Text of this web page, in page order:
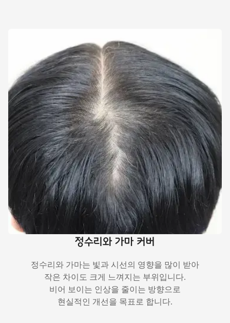
정수리와 가마 커버
정수리와 가마는 빛과 시선의 영향을 많이 받아
작은 차이도 크게 느껴지는 부위입니다.
비어 보이는 인상을 줄이는 방향으로
현실적인 개선을 목표로 합니다.